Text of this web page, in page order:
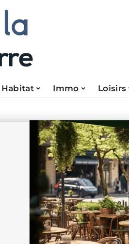
Habitat Immo Loisirs